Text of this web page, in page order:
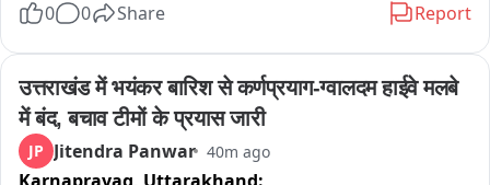
कॉलेज के लिए किया रेफर, अलीगढ़ के थाना गांधी पार्क के इलाके के
0 0 Share Report
उत्तराखंड में भयंकर बारिश से कर्णप्रयाग-ग्वालदम हाईवे मलबे
में बंद, बचाव टीमों के प्रयास जारी
JP Jitendra Panwar 40m ago